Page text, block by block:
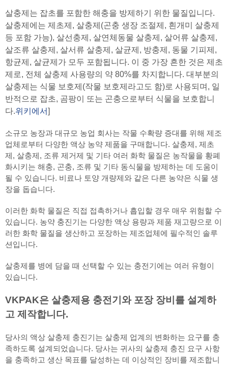
살충제는 잡초를 포함한 해충을 방제하기 위한 물질입니다.
살충제에는 제초제, 살충제(곤충 생장 조절제, 흰개미 살충제
등 포함 가능), 살선충제, 살연체동물 살충제, 살어류 살충제,
살조류 살충제, 살서류 살충제, 살균제, 방충제, 동물 기피제,
항균제, 살균제가 모두 포함됩니다. 이 중 가장 흔한 것은 제초
제로, 전체 살충제 사용량의 약 80%를 차지합니다. 대부분의
살충제는 식물 보호제(작물 보호제라고도 함)로 사용되며, 일
반적으로 잡초, 곰팡이 또는 곤충으로부터 식물을 보호합니
다.위키에서]
소규모 농장과 대규모 농업 회사는 작물 수확량 증대를 위해 제조
업체로부터 다양한 액상 농약 제품을 구매합니다. 살충제, 제초
제, 살충제, 조류 제거제 및 기타 여러 화학 물질은 농작물을 황폐
화시키는 해충, 곤충, 조류 및 기타 동식물을 방제하는 데 도움이
될 수 있습니다. 비료나 토양 개량제와 같은 다른 농약은 식물 생
장을 돕습니다.
이러한 화학 물질은 직접 접촉하거나 흡입할 경우 매우 위험할 수
있습니다. 농약 충진기는 다양한 액상 용량과 제품 재고량으로 이
러한 화학 물질을 생산하고 포장하는 제조업체에 필수적인 솔루
션입니다.
살충제를 병에 담을 때 선택할 수 있는 충전기에는 여러 유형이
있습니다.
VKPAK은 살충제용 충전기와 포장 장비를 설계하
고 제작합니다.
당사의 액상 살충제 충진기는 살충제 업계의 변화하는 요구를 충
족하도록 설계되었습니다. 당사는 귀사의 살충제 충진 요구 사항
을 충족하고 생산 목표를 달성하는 데 이상적인 장비를 제조합니